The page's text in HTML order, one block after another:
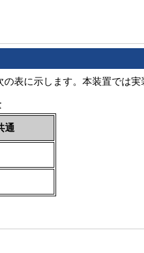
表に示します。本装置では
通